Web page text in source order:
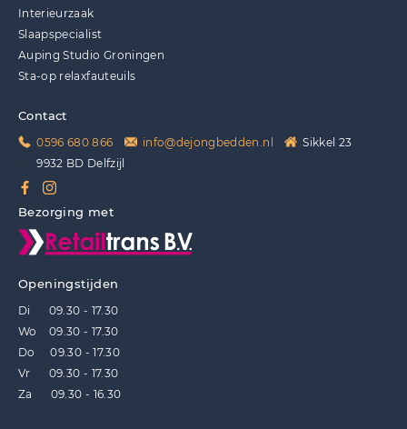
Interieurzaak
Slaapspecialist
Auping Studio Groningen
Sta-op relaxfauteuils
Contact
0596 680 866 info@dejongbedden.nl
Sikkel 23
9932 BD Delfzijl
Bezorging met
Openingstijden
Di 09.30 - 17.30
Wo 09.30 - 17.30
Do 09.30 - 17.30
Vr 09.30 - 17.30
Za 09.30 - 16.30